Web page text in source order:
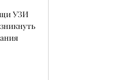
УЗИ